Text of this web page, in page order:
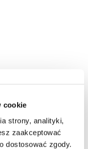
cookie
strony, analityki,
zaakceptować
dostosować zgody.